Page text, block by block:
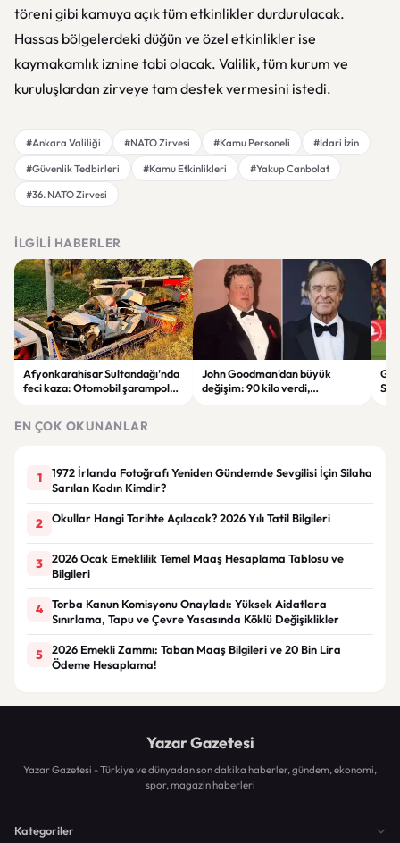
töreni gibi kamuya açık tüm etkinlikler durdurulacak.
Hassas bölgelerdeki düğün ve özel etkinlikler ise
kaymakamlık iznine tabi olacak. Valilik, tüm kurum ve
kuruluşlardan zirveye tam destek vermesini istedi.
#Ankara Valiliği #NATO Zirvesi #Kamu Personeli
#İdari İzin
#Güvenlik Tedbirleri
#Kamu Etkinlikleri
#Yakup Canbolat
#36. NATO Zirvesi
İLGILI HABERLER
Afyonkarahisar Sultandağı’nda
feci kaza: Otomobil şarampole
John Goodman’dan büyük
değişim: 90 kilo verdi,
EN ÇOK OKUNANLAR
1
1972 İrlanda Fotoğrafı Yeniden Gündemde Sevgilisi İçin Silaha
Sarılan Kadın Kimdir?
2 Okullar Hangi Tarihte Açılacak? 2026 Yılı Tatil Bilgileri
3
2026 Ocak Emeklilik Temel Maaş Hesaplama Tablosu ve
Bilgileri
4
Torba Kanun Komisyonu Onayladı: Yüksek Aidatlara
Sınırlama, Tapu ve Çevre Yasasında Köklü Değişiklikler
5
2026 Emekli Zammı: Taban Maaş Bilgileri ve 20 Bin Lira
Ödeme Hesaplama!
Yazar Gazetesi
Yazar Gazetesi - Türkiye ve dünyadan son dakika haberler, gündem, ekonomi,
spor, magazin haberleri
Kategoriler